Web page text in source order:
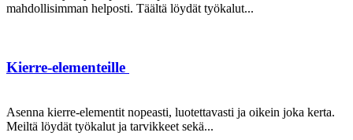
mahdollisimman helposti. Täältä löydät työkalut...
Kierre-elementeille
Asenna kierre-elementit nopeasti, luotettavasti ja oikein joka kerta.
Meiltä löydät työkalut ja tarvikkeet sekä...